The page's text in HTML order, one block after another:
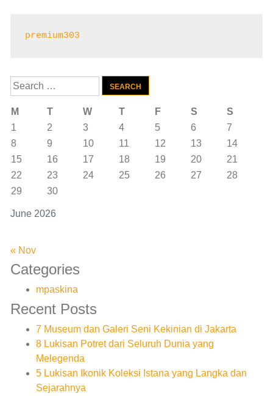
premium303
Search
for:
June 2026
M T W T F S
S
1
2 3 4 5 6
7
8
9 10 11 12 13
14
15
16 17 18 19 20
21
22
23 24 25 26 27
28
29
30
« Nov
Categories
mpaskina
Recent Posts
7 Museum dan Galeri Seni Kekinian di Jakarta
8 Lukisan Potret dari Seluruh Dunia yang
Melegenda
5 Lukisan Ikonik Koleksi Istana yang Langka dan
Sejarahnya